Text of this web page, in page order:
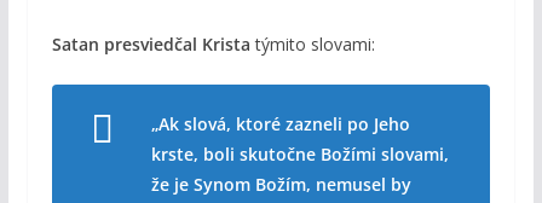
Satan presviedčal Krista týmito slovami:
„Ak slová, ktoré zazneli po Jeho
krste, boli skutočne Božími slovami,
že je Synom Božím, nemusel by